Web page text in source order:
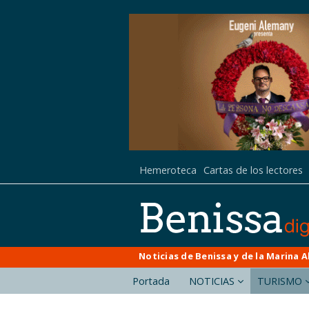
Hemeroteca Cartas de los lectores
Noticias de Benissa y de la Marina
Portada NOTICIAS TURISMO